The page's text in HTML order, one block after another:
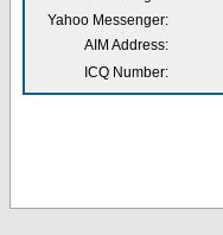
Yahoo Messenger:
AIM Address:
ICQ Number: